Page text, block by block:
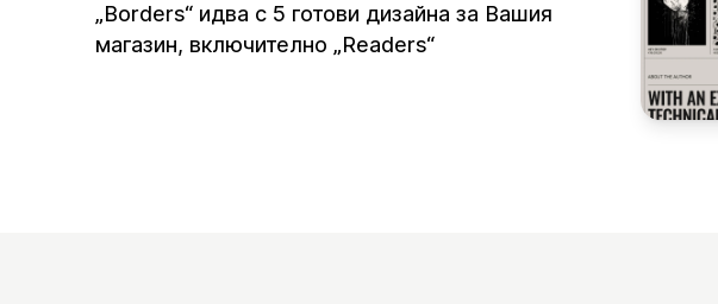
„Borders“ идва с 5 готови дизайна за Вашия
магазин, включително „Readers“